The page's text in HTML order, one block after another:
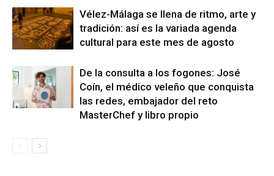
Vélez-Málaga se llena de ritmo, arte y
tradición: así es la variada agenda
cultural para este mes de agosto
De la consulta a los fogones: José
Coín, el médico veleño que conquista
las redes, embajador del reto
MasterChef y libro propio